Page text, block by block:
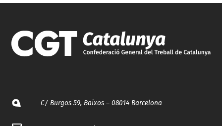
C/ Burgos 59, Baixos – 08014 Barcelona